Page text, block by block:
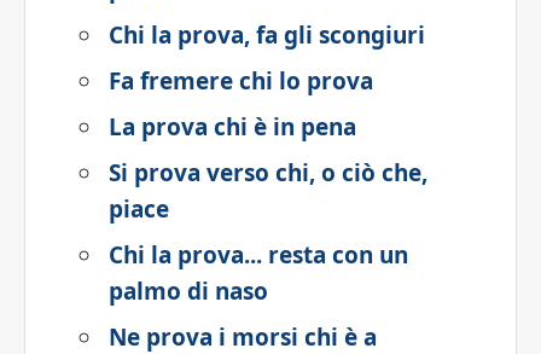
Chi la prova, fa gli scongiuri
Fa fremere chi lo prova
La prova chi è in pena
Si prova verso chi, o ciò che,
piace
Chi la prova... resta con un
palmo di naso
Ne prova i morsi chi è a